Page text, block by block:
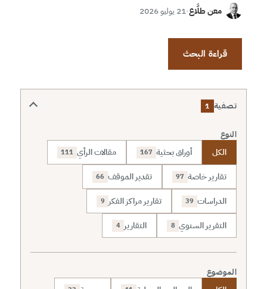
معن طلَّاع·21 يوليو 2026
قراءة البحث
تصفية 1
النوع
الكل أوراق بحثية 167 مقالات الرأي 111
تقارير خاصة 97 تقدير الموقف 66
الدراسات 39 تقارير مراكز الفكر 9
التقرير السنوي 8 التقارير 4
الموضوع